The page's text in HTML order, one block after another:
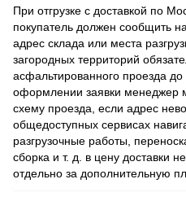
При отгрузке с доставкой по
покупатель должен сообщить
адрес склада или места
загородных территорий
асфальтированного проезда
оформлении заявки менеджер
схему проезда, если адрес
общедоступных сервисах
разгрузочные работы,
сборка и т. д. в цену доставки
отдельно за дополнительную